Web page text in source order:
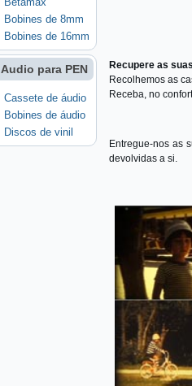
Bobines de 8mm
Bobines de 16mm
Audio para PEN
Cassete de áudio
Bobines de áudio
Discos de vinil
Recupere as
Recolhemos as
Receba, no
Entregue-nos as
devolvidas a si.